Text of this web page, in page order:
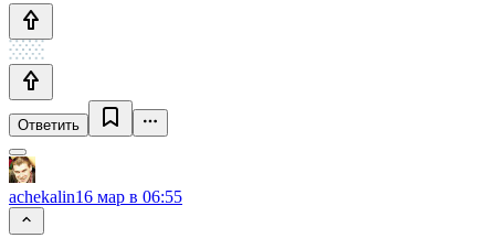
Ответить
achekalin16 мар в 06:55